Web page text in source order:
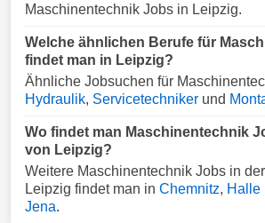
Maschinentechnik Jobs in Leipzig.
Welche ähnlichen Berufe für
findet man in Leipzig?
Ähnliche Jobsuchen für
Hydraulik, Servicetechniker und
Wo findet man Maschinentechnik
von Leipzig?
Weitere Maschinentechnik Jobs in
Leipzig findet man in Chemnitz, Halle
Jena.